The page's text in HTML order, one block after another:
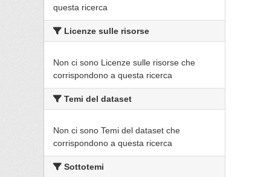
questa ricerca
Licenze sulle risorse
Non ci sono Licenze sulle risorse che
corrispondono a questa ricerca
Temi del dataset
Non ci sono Temi del dataset che
corrispondono a questa ricerca
Sottotemi